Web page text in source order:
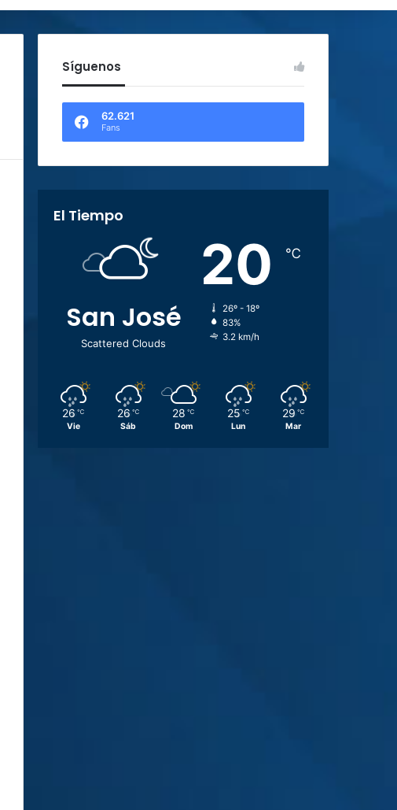
Síguenos
62.621
Fans
El Tiempo
San José
Scattered Clouds
20 ℃
26º - 18º
83%
3.2 km/h
26 ℃
Vie
26 ℃
Sáb
28 ℃
Dom
25 ℃
Lun
29 ℃
Mar